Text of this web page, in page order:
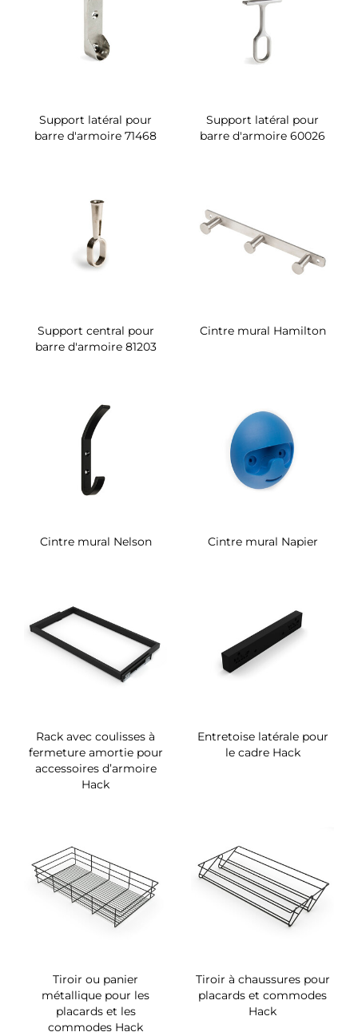
Support latéral pour
barre d'armoire 71468
Support latéral pour
barre d'armoire 60026
Support central pour
barre d'armoire 81203
Cintre mural Hamilton
Cintre mural Nelson Cintre mural Napier
Rack avec coulisses à
fermeture amortie pour
accessoires d’armoire
Hack
Entretoise latérale pour
le cadre Hack
Tiroir ou panier
métallique pour les
placards et les
commodes Hack
Tiroir à chaussures pour
placards et commodes
Hack